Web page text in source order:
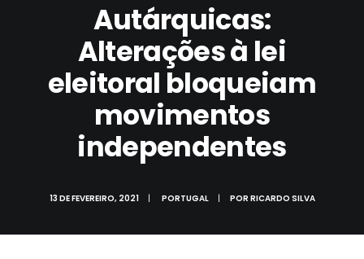
SOBRE
Autárquicas:
Alterações à lei
eleitoral bloqueiam
movimentos
independentes
13 DE FEVEREIRO, 2021 | PORTUGAL | POR RICARDO SILVA